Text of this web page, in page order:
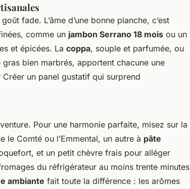
fade. L’âme d’une bonne planche, c’est
comme un jambon Serrano 18 mois ou un
et épicées. La coppa, souple et parfumée, ou
bien marbrés, apportent chacune une
un panel gustatif qui surprend
Pour une harmonie parfaite, misez sur la
le Comté ou l’Emmental, un autre à pâte
et un petit chèvre frais pour alléger
du réfrigérateur au moins trente minutes
ambiante fait toute la différence : les arômes